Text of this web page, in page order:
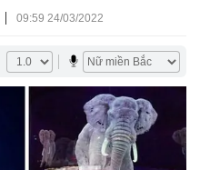
| 09:59 24/03/2022